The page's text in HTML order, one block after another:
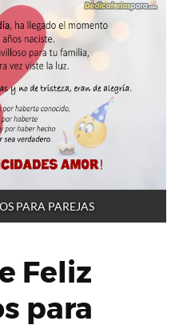
PARA PAREJAS
Feliz
para